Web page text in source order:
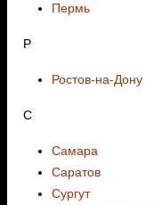
Пермь
Р
Ростов-на-Дону
С
Самара
Саратов
Сургут